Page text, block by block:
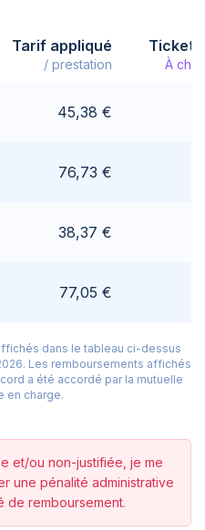
Tarif appliqué
/ prestation
Ticket
À
45,38 €
76,73 €
38,37 €
77,05 €
dans le tableau ci-dessus
Les remboursements affichés
a été accordé par la mutuelle
en charge.
et/ou non-justifiée, je me
une pénalité administrative
de remboursement.